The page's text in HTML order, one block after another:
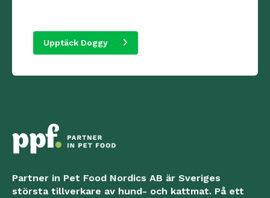
Upptäck Doggy
Partner in Pet Food Nordics AB är Sveriges
största tillverkare av hund- och kattmat. På ett